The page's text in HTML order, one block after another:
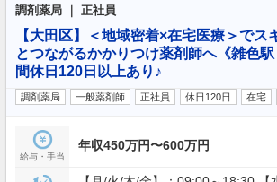
調剤薬局 ｜ 正社員
【大田区】＜地域密着×在宅医療＞でス
とつながるかかりつけ薬剤師へ《雑色
間休日120日以上あり♪
調剤薬局 一般薬剤師 正社員 休日120日 在宅
給与・手当
年収450万円〜600万円